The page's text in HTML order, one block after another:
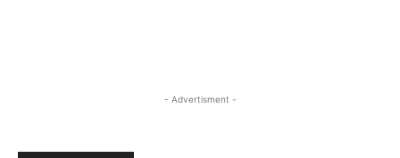
- Advertisment -